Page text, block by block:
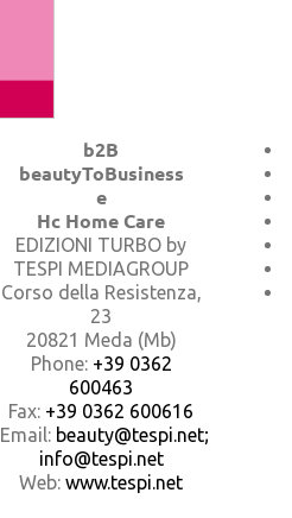
b2B
beautyToBusiness
e
Hc Home Care
EDIZIONI TURBO by
TESPI MEDIAGROUP
Corso della Resistenza,
23
20821 Meda (Mb)
Phone: +39 0362
600463
Fax: +39 0362 600616
Email: beauty@tespi.net;
info@tespi.net
Web: www.tespi.net